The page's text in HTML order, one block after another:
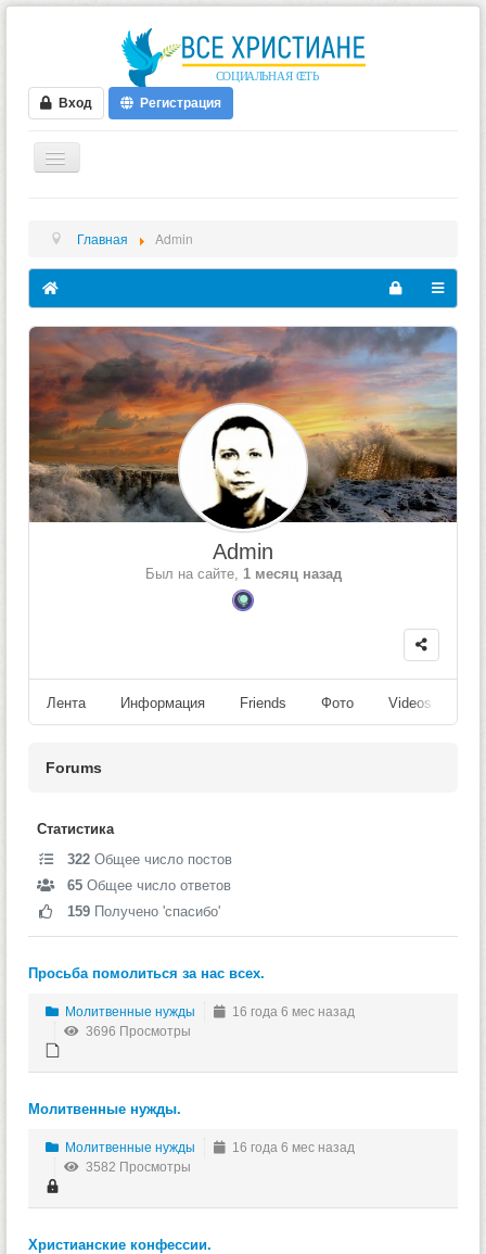
Вход Регистрация
ФОРУМ
ВИДЕО
БЛОГИ
МУЗЫКА
БИБЛИЯ
ОПРОСЫ
НОВОСТИ
Главная Admin
Admin
Был на сайте, 1 месяц назад
Лента Информация Friends Фото Videos
Forums
Статистика
322 Общее число постов
65 Общее число ответов
159 Получено 'спасибо'
Просьба помолиться за нас всех.
Молитвенные нужды
16 года 6 мес назад
3696 Просмотры
Молитвенные нужды.
Молитвенные нужды
16 года 6 мес назад
3582 Просмотры
Христианские конфессии.